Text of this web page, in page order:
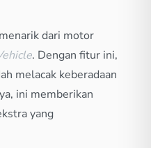
dari motor
. Dengan fitur ini,
melacak keberadaan
ini memberikan
yang